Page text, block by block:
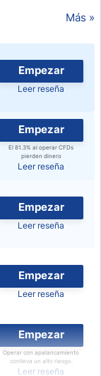
Más »
Empezar
Leer reseña
Empezar
El 81.3% al operar CFDs
pierden dinero
Leer reseña
Empezar
Leer reseña
Empezar
Leer reseña
Empezar
Operar con apalancamiento
conlleva un alto riesgo.
Leer reseña